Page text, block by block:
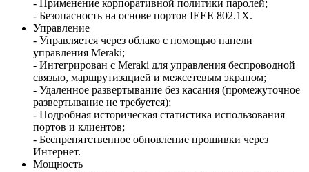
- Применение корпоративной политики паролей;
- Безопасность на основе портов IEEE 802.1X.
Управление
- Управляется через облако с помощью панели
управления Meraki;
- Интегрирован с Meraki для управления беспроводной
связью, маршрутизацией и межсетевым экраном;
- Удаленное развертывание без касания (промежуточное
развертывание не требуется);
- Подробная историческая статистика использования
портов и клиентов;
- Беспрепятственное обновление прошивки через
Интернет.
Мощность